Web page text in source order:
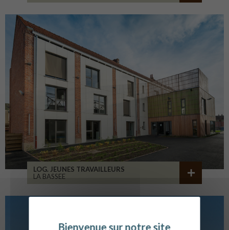
LOG. JEUNES TRAVAILLEURS
LA BASSEE